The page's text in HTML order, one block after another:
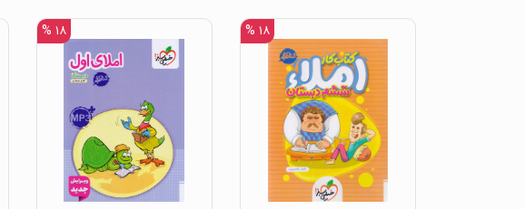
۱۸ % ۱۸ %